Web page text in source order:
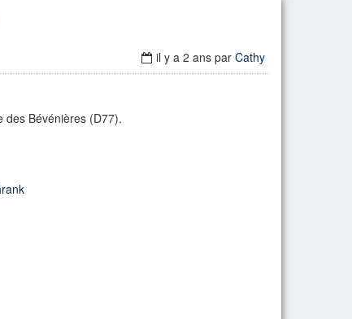
il y a 2 ans par Cathy
des Bévénières (D77).